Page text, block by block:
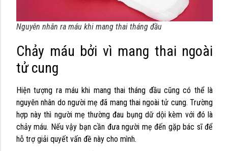
Nguyên nhân ra máu khi mang thai tháng đầu
Chảy máu bởi vì mang thai ngoài
tử cung
Hiện tượng ra máu khi mang thai tháng đầu cũng có thể là
nguyên nhân do người mẹ đã mang thai ngoài tử cung. Trường
hợp này thì người mẹ thường đau bụng dữ dội kèm với đó là
chảy máu. Nếu vậy bạn cần đưa người mẹ đến gặp bác sĩ để
hỗ trợ giải quyết vấn đề này cho mình.